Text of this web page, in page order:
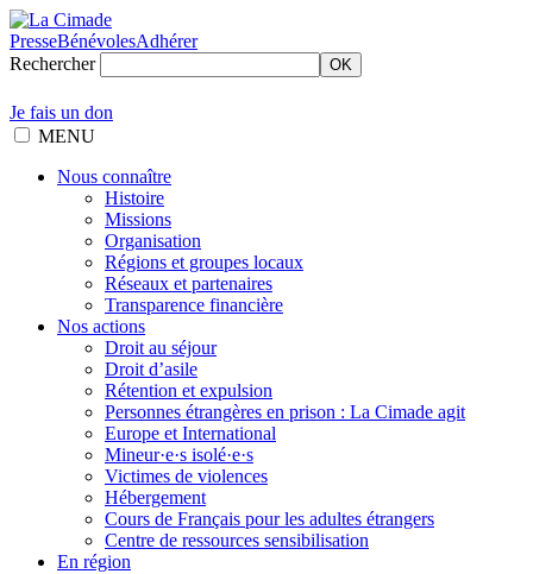
PresseBénévolesAdhérer
Rechercher
OK
Je fais un don
MENU
Nous connaître
Histoire
Missions
Organisation
Régions et groupes locaux
Réseaux et partenaires
Transparence financière
Nos actions
Droit au séjour
Droit d’asile
Rétention et expulsion
Personnes étrangères en prison : La Cimade agit
Europe et International
Mineur·e·s isolé·e·s
Victimes de violences
Hébergement
Cours de Français pour les adultes étrangers
Centre de ressources sensibilisation
En région